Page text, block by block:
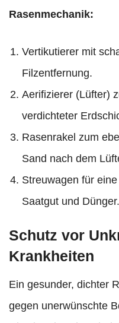
Rasenmechanik:
Vertikutierer mit
Filzentfernung.
Aerifizierer (Lüfter)
verdichteter
Rasenrakel zum
Sand nach dem
Streuwagen für
Saatgut und Dünger.
Schutz vor
Krankheiten
Ein gesunder, dichter
gegen unerwünschte